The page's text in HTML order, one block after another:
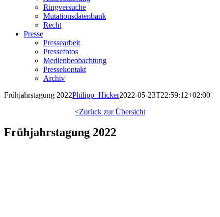
Ringversuche
Mutationsdatenbank
Recht
Presse
Pressearbeit
Pressefotos
Medienbeobachtung
Pressekontakt
Archiv
Frühjahrstagung 2022Philipp_Hicker2022-05-23T22:59:12+02:00
<Zurück zur Übersicht
Frühjahrstagung 2022